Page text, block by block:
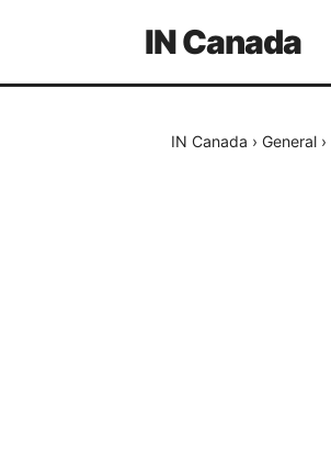
IN Canada
IN Canada › General ›